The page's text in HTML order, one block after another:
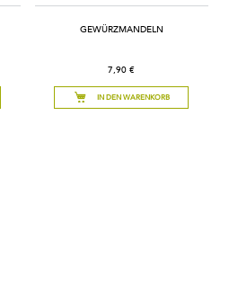
GEWÜRZMANDELN
7,90 €
IN DEN WARENKORB